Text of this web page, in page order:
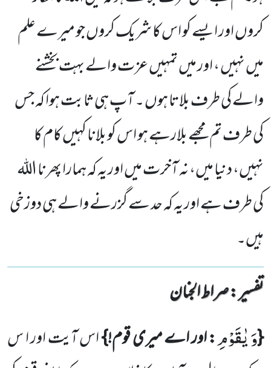
کروں اور ایسے کو اس کا شریک کروں جو میرے علم
میں نہیں ، اور میں تمہیں عزت والے بہت بخشنے
والے کی طرف بلاتا ہوں ۔ آپ ہی ثابت ہوا کہ جس
کی طرف تم مجھے بلارہے ہو اس کو بلانا کہیں کام کا
نہیں، دنیا میں، نہ آخرت میں اور یہ کہ ہمارا پھرنا اللہ
کی طرف ہے اور یہ کہ حد سے گزرنے والے ہی دوزخی
ہیں۔
تفسیر : ‎صراط الجنان
{وَ یٰقَوْمِ: اور اے میری قوم!}اس آیت اور ا س